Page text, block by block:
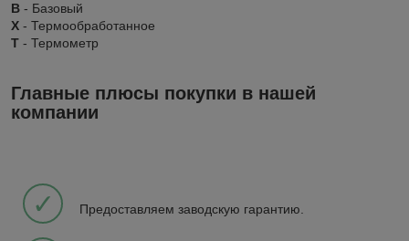
B - Базовый
X - Термообработанное
Т - Термометр
Главные плюсы покупки в нашей
компании
✓ Предоставляем заводскую гарантию.